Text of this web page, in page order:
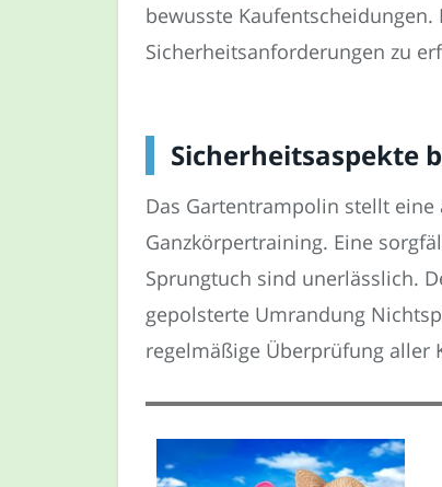
bewusste
Sicherheitsanforderungen zu
Sicherheitsaspekte
Das Gartentrampolin stellt
Ganzkörpertraining. Eine
Sprungtuch sind unerlässlich.
gepolsterte Umrandung
regelmäßige Überprüfung